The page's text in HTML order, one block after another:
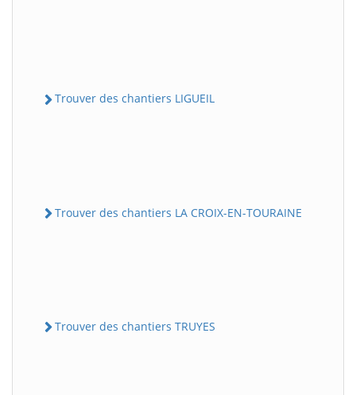
Trouver des chantiers LIGUEIL
Trouver des chantiers LA CROIX-EN-TOURAINE
Trouver des chantiers TRUYES